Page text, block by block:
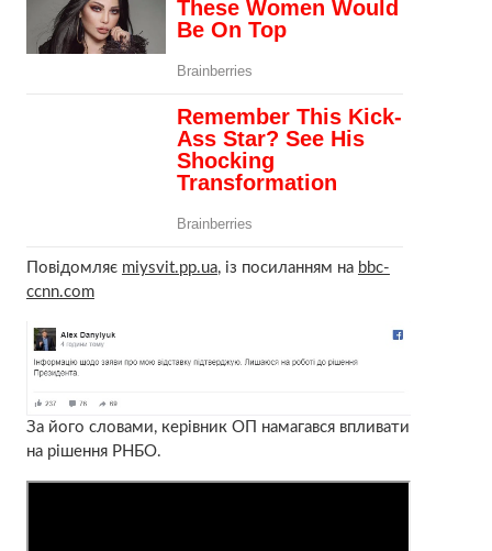
Повідомляє miysvit.pp.ua, із посиланням на bbc-
ccnn.com
За його словами, керівник ОП намагався впливати
на рішення РНБО.